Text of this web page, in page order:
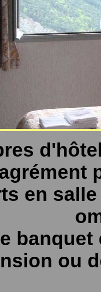
en
banquet
ou